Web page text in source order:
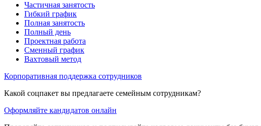
Частичная занятость
Гибкий график
Полная занятость
Полный день
Проектная работа
Сменный график
Вахтовый метод
Корпоративная поддержка сотрудников
Какой соцпакет вы предлагаете семейным сотрудникам?
Оформляйте кандидатов онлайн